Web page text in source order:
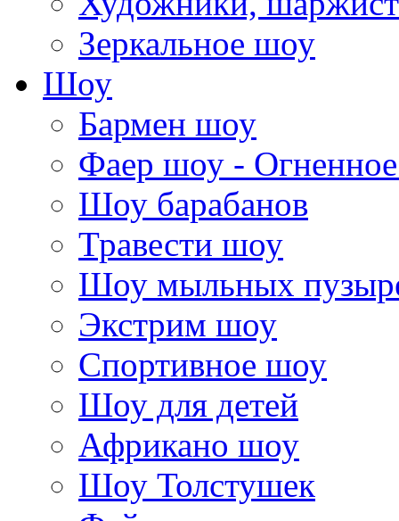
Зеркальное шоу
Шоу
Бармен шоу
Фаер шоу -
Шоу барабанов
Травести шоу
Шоу мыльных
Экстрим шоу
Спортивное шоу
Шоу для детей
Африкано шоу
Шоу Толстушек